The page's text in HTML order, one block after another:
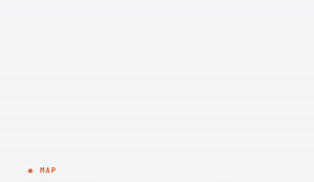
◉ MAP